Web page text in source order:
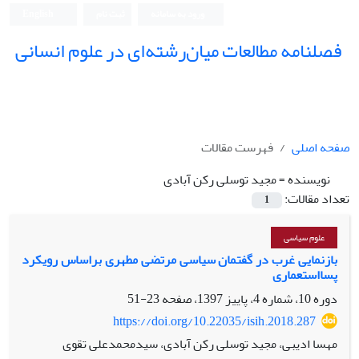
فصلنامه مطالعات میان‌رشته‌ای در علوم انسانی
صفحه اصلی
فهرست مقالات
نویسنده =مجید توسلی رکن آبادی
تعداد مقالات:
1
علوم سیاسی
بازنمایی غرب در گفتمان سیاسی مرتضی مطهری براساس رویکرد
پسااستعماری
دوره 10، شماره 4، پاییز 1397، صفحه
23-51
https://doi.org/10.22035/isih.2018.287
مهسا ادیبی، مجید توسلی رکن آبادی، سیدمحمدعلی تقوی